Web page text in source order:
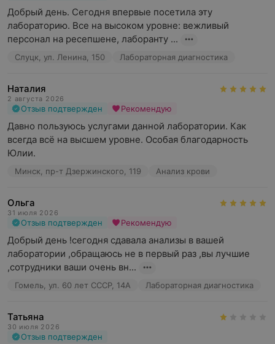
Добрый день. Сегодня впервые посетила эту
лабораторию. Все на высоком уровне: вежливый
персонал на ресепшене, лаборанту ...
Слуцк, ул. Ленина, 150 Лабораторная диагностика
Наталия
2 августа 2026
Отзыв подтвержден Рекомендую
Давно пользуюсь услугами данной лаборатории. Как
всегда всё на высшем уровне. Особая благодарность
Юлии.
Минск, пр-т Дзержинского, 119 Анализ крови
Ольга
31 июля 2026
Отзыв подтвержден Рекомендую
Добрый день !сегодня сдавала анализы в вашей
лаборатории ,обращаюсь не в первый раз ,вы лучшие
,сотрудники ваши очень вн...
Гомель, ул. 60 лет СССР, 14А Лабораторная диагностика
Татьяна
30 июля 2026
Отзыв подтвержден